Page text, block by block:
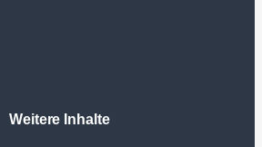
Weitere Inhalte